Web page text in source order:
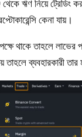
থেকে ঋণ নিয়ে
কেনা যায়।
পক্ষে থাকে তাহলে
তাহলে ব্যবহারকারী